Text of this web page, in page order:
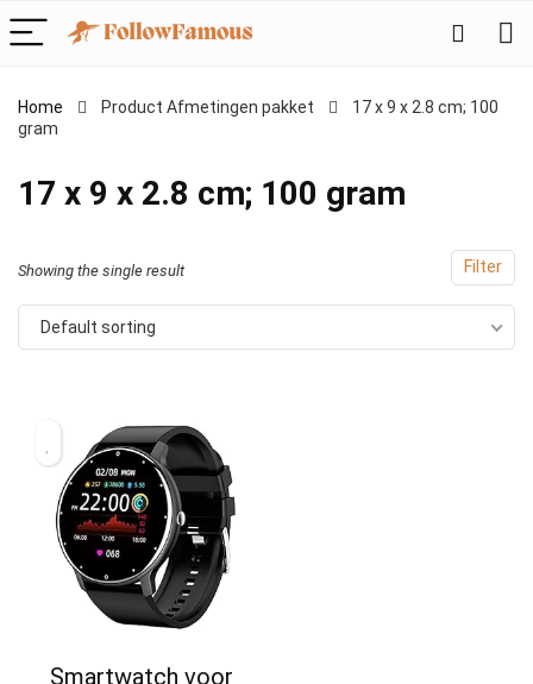
Home Product Afmetingen pakket
‎17 x 9 x 2.8 cm; 100
gram
‎17 x 9 x 2.8 cm; 100 gram
Filter
Showing the single result
Default sorting
Smartwatch voor